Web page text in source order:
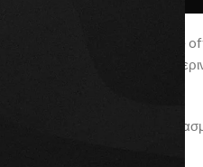
home